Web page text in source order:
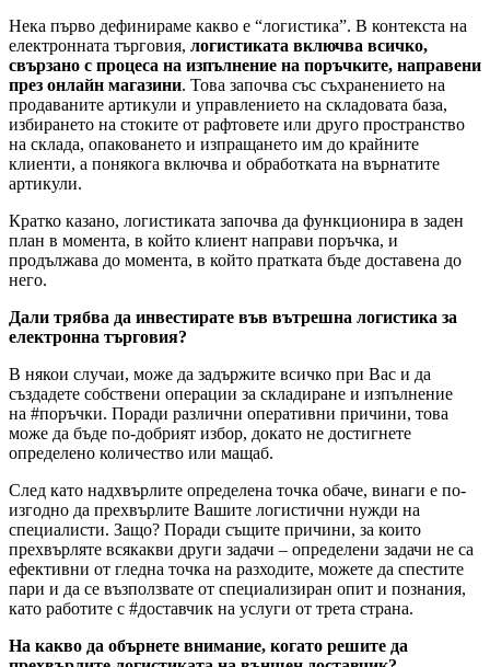
Нека първо дефинираме какво е “логистика”. В контекста на
електронната търговия, логистиката включва всичко,
свързано с процеса на изпълнение на поръчките, направени
през онлайн магазини. Това започва със съхранението на
продаваните артикули и управлението на складовата база,
избирането на стоките от рафтовете или друго пространство
на склада, опаковането и изпращането им до крайните
клиенти, а понякога включва и обработката на върнатите
артикули.
Кратко казано, логистиката започва да функционира в заден
план в момента, в който клиент направи поръчка, и
продължава до момента, в който пратката бъде доставена до
него.
Дали трябва да инвестирате във вътрешна логистика за
електронна търговия?
В някои случаи, може да задържите всичко при Вас и да
създадете собствени операции за складиране и изпълнение
на #поръчки. Поради различни оперативни причини, това
може да бъде по-добрият избор, докато не достигнете
определено количество или мащаб.
След като надхвърлите определена точка обаче, винаги е по-
изгодно да прехвърлите Вашите логистични нужди на
специалисти. Защо? Поради същите причини, за които
прехвърляте всякакви други задачи – определени задачи не са
ефективни от гледна точка на разходите, можете да спестите
пари и да се възползвате от специализиран опит и познания,
като работите с #доставчик на услуги от трета страна.
На какво да обърнете внимание, когато решите да